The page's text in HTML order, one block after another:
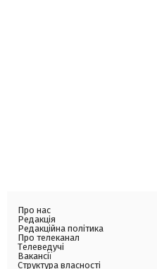
Про нас
Редакція
Редакційна політика
Про телеканал
Телеведучі
Вакансії
Структура власності